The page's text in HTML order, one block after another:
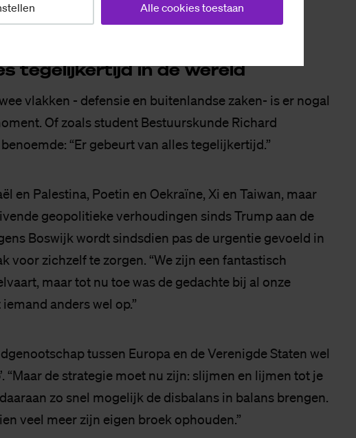
Alle cookies toestaan
te­ge­lij­ker­tijd in de we­reld
vlakken - defensie en buitenlandse zaken- is er nogal
Of zoals student Bestuurskunde Richard
“Er gebeurt van alles tegelijkertijd.”
en Palestina, Poetin en Oekraïne, Xi en Taiwan, maar
geopolitieke verhoudingen sinds Trump aan de
Boswijk wordt sindsdien pas de urgentie gevoeld in
voor zichzelf te zorgen. “We zijn een fantastisch
maar tot nu toe was de gedachte bij al onze
anders wel op.”
tussen Europa en de Verenigde Staten wel
“Maar de strategie moet nu zijn: slijmen en lijmen tot je
zo snel mogelijk de disbalans in balans brengen.
veel meer zijn eigen broek ophouden.”